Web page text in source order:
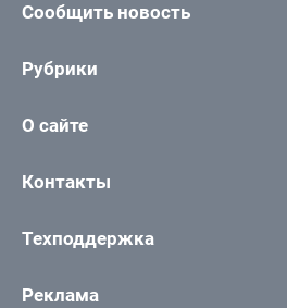
Сообщить новость
Рубрики
О сайте
Контакты
Техподдержка
Реклама